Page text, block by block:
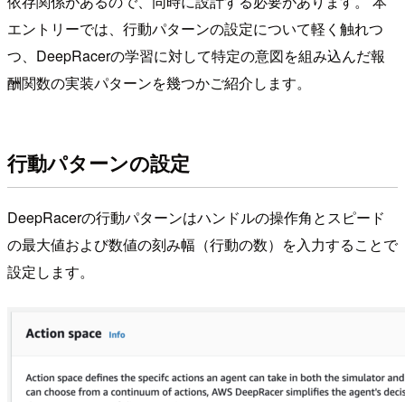
エントリーでは、行動パターンの設定について軽く触れつ
つ、DeepRacerの学習に対して特定の意図を組み込んだ報
酬関数の実装パターンを幾つかご紹介します。
行動パターンの設定
DeepRacerの行動パターンはハンドルの操作角とスピード
の最大値および数値の刻み幅（行動の数）を入力することで
設定します。